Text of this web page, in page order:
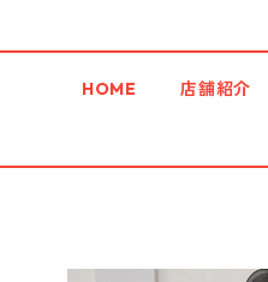
HOME 店舗紹介